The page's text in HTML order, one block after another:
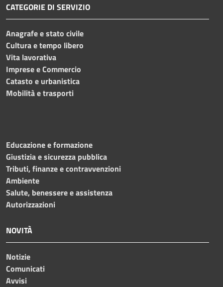
CATEGORIE DI SERVIZIO
Anagrafe e stato civile
Cultura e tempo libero
Vita lavorativa
Imprese e Commercio
Catasto e urbanistica
Mobilità e trasporti
Educazione e formazione
Giustizia e sicurezza pubblica
Tributi, finanze e contravvenzioni
Ambiente
Salute, benessere e assistenza
Autorizzazioni
NOVITÀ
Notizie
Comunicati
Avvisi